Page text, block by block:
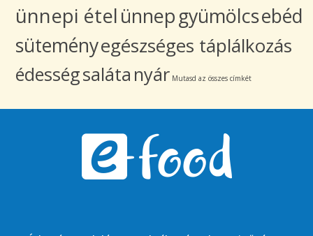
ünnepi ételünnepgyümölcsebéd
süteményegészséges táplálkozás
édességsaláta nyár Mutasd az összes címkét